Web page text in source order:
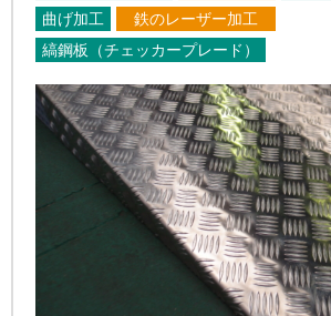
曲げ加工
鉄のレーザー加工
縞鋼板（チェッカープレード）